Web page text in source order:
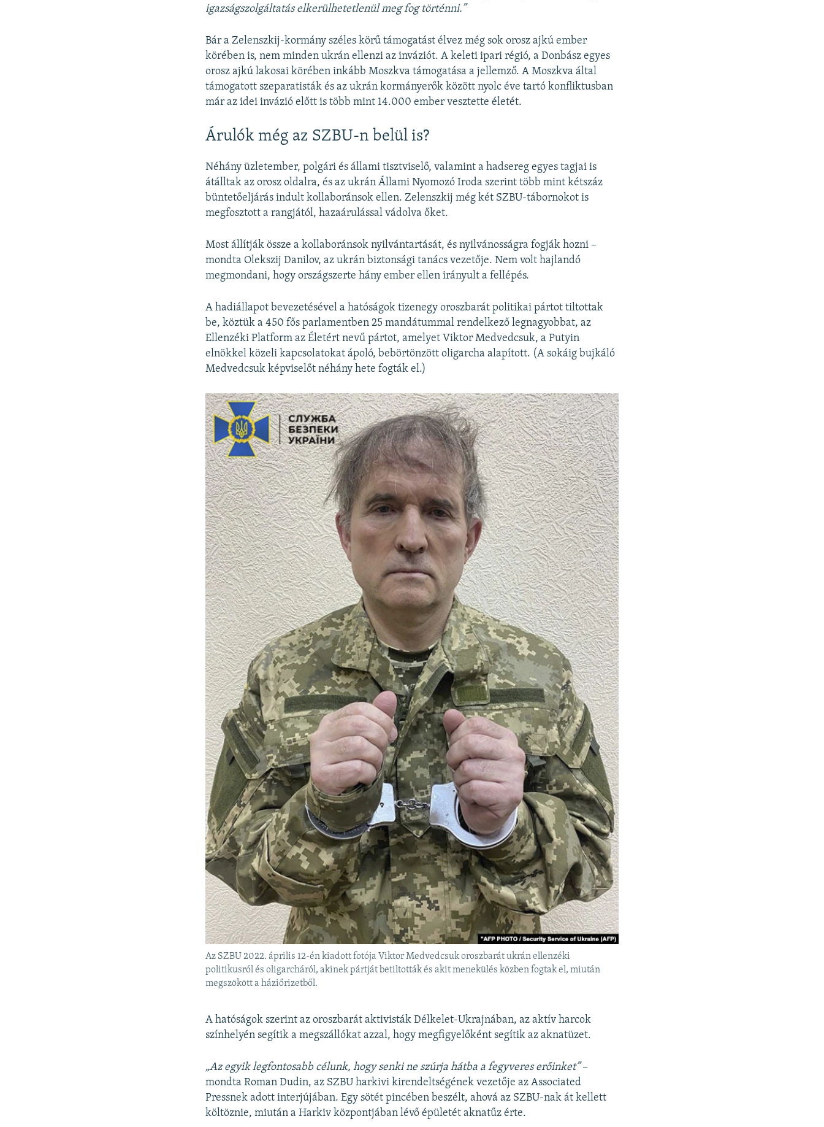
igazságszolgáltatás elkerülhetetlenül meg fog történni.”
Bár a Zelenszkij-kormány széles körű támogatást élvez még sok orosz ajkú ember
körében is, nem minden ukrán ellenzi az inváziót. A keleti ipari régió, a Donbász egyes
orosz ajkú lakosai körében inkább Moszkva támogatása a jellemző. A Moszkva által
támogatott szeparatisták és az ukrán kormányerők között nyolc éve tartó konfliktusban
már az idei invázió előtt is több mint 14.000 ember vesztette életét.
Árulók még az SZBU-n belül is?
Néhány üzletember, polgári és állami tisztviselő, valamint a hadsereg egyes tagjai is
átálltak az orosz oldalra, és az ukrán Állami Nyomozó Iroda szerint több mint kétszáz
büntetőeljárás indult kollaboránsok ellen. Zelenszkij még két SZBU-tábornokot is
megfosztott a rangjától, hazaárulással vádolva őket.
Most állítják össze a kollaboránsok nyilvántartását, és nyilvánosságra fogják hozni –
mondta Olekszij Danilov, az ukrán biztonsági tanács vezetője. Nem volt hajlandó
megmondani, hogy országszerte hány ember ellen irányult a fellépés.
A hadiállapot bevezetésével a hatóságok tizenegy oroszbarát politikai pártot tiltottak
be, köztük a 450 fős parlamentben 25 mandátummal rendelkező legnagyobbat, az
Ellenzéki Platform az Életért nevű pártot, amelyet Viktor Medvedcsuk, a Putyin
elnökkel közeli kapcsolatokat ápoló, bebörtönzött oligarcha alapított. (A sokáig bujkáló
Medvedcsuk képviselőt néhány hete fogták el.)
Az SZBU 2022. április 12-én kiadott fotója Viktor Medvedcsuk oroszbarát ukrán ellenzéki
politikusról és oligarcháról, akinek pártját betiltották és akit menekülés közben fogtak el, miután
megszökött a háziőrizetből.
A hatóságok szerint az oroszbarát aktivisták Délkelet-Ukrajnában, az aktív harcok
színhelyén segítik a megszállókat azzal, hogy megfigyelőként segítik az aknatüzet.
„Az egyik legfontosabb célunk, hogy senki ne szúrja hátba a fegyveres erőinket”–
mondta Roman Dudin, az SZBU harkivi kirendeltségének vezetője az Associated
Pressnek adott interjújában. Egy sötét pincében beszélt, ahová az SZBU-nak át kellett
költöznie, miután a Harkiv központjában lévő épületét aknatűz érte.